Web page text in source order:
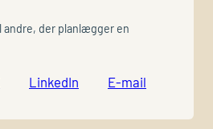
der planlægger en
LinkedIn E-mail